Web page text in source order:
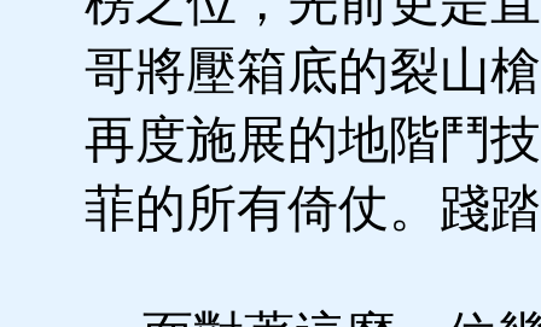
哥將壓箱底的裂山
再度施展的地階鬥
菲的所有倚仗。踐